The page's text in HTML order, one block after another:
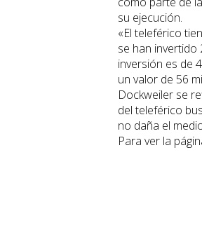
su ejecución.
«El teleférico
se han invertido
inversión es de
un valor de 56
Dockweiler se
del teleférico
no daña el
Para ver la